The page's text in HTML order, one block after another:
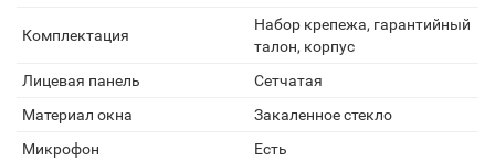
Комплектация
Набор крепежа, гарантийный
талон, корпус
Лицевая панель
Сетчатая
Материал окна
Закаленное стекло
Микрофон
Есть